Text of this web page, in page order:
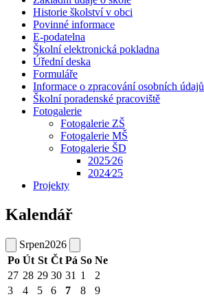
Historie školství v obci
Povinné informace
E-podatelna
Školní elektronická pokladna
Úřední deska
Formuláře
Informace o zpracování osobních údajů
Školní poradenské pracoviště
Fotogalerie
Fotogalerie ZŠ
Fotogalerie MŠ
Fotogalerie ŠD
2025⁄26
2024⁄25
Projekty
Kalendář
Srpen2026
Po Út St Čt Pá So Ne
27 28 29 30 31 1
2
3
4 5 6 7 8
9